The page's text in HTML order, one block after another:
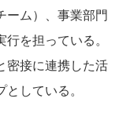
ーム）、事業部門
を担っている。
密接に連携した活
している。